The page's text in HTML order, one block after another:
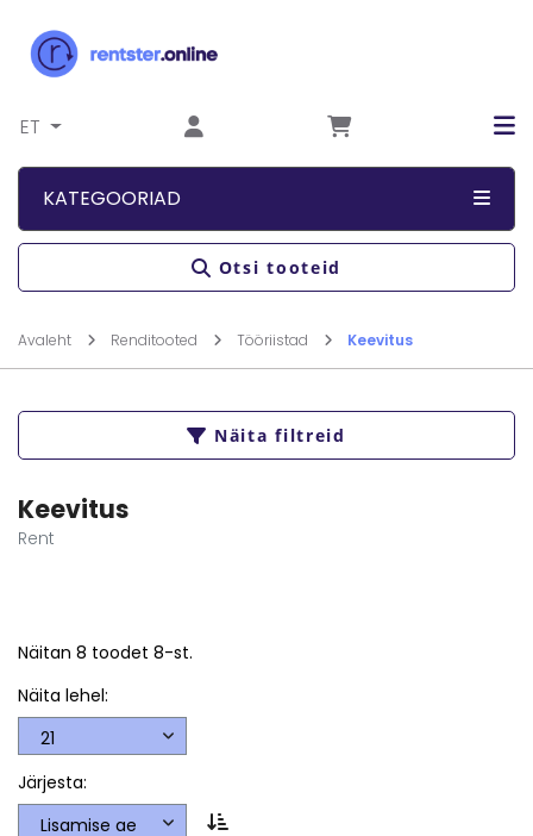
ET
KATEGOORIAD
Otsi tooteid
Avaleht Renditooted Tööriistad Keevitus
Näita filtreid
Keevitus
Rent
Näitan 8 toodet 8-st.
Näita lehel:
Järjesta: